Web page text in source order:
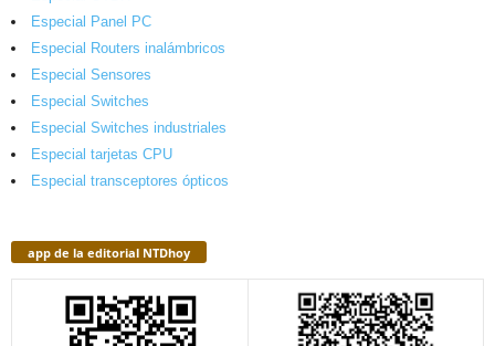
Especial Panel PC
Especial Routers inalámbricos
Especial Sensores
Especial Switches
Especial Switches industriales
Especial tarjetas CPU
Especial transceptores ópticos
app de la editorial NTDhoy